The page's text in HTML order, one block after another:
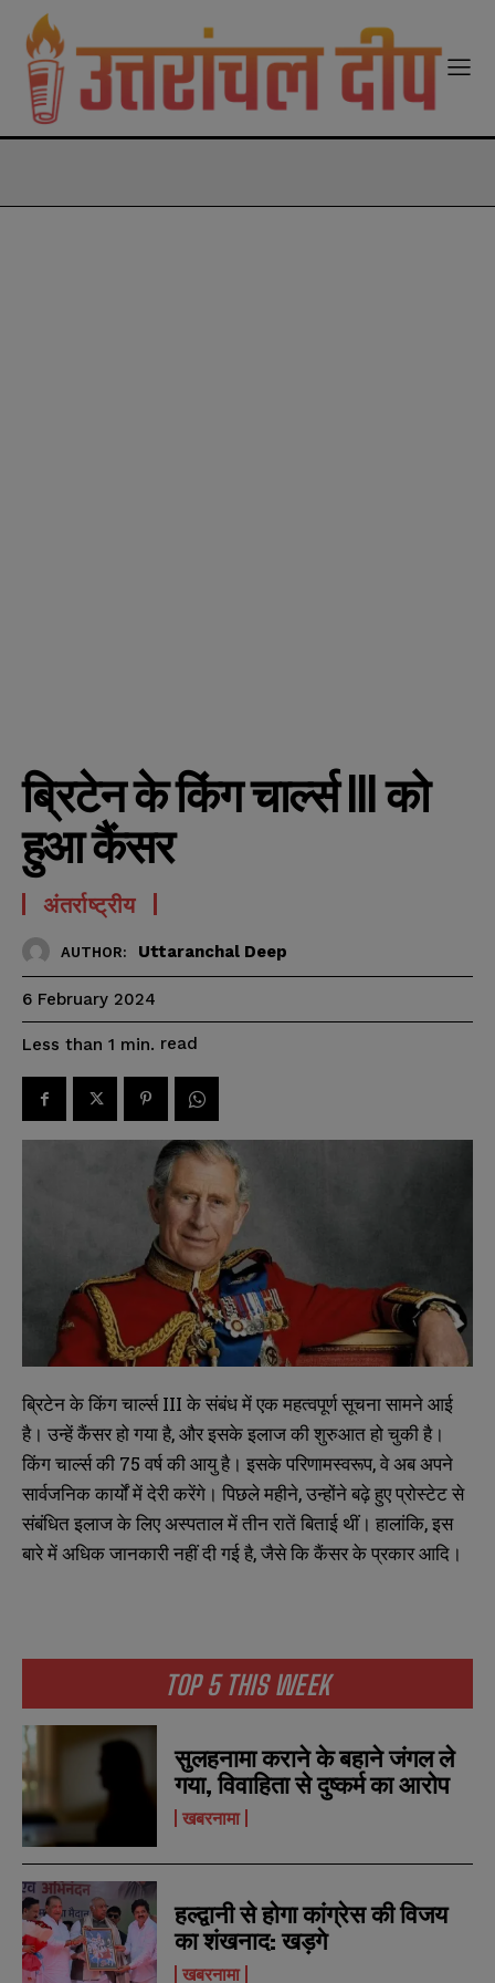
TOP 5 THIS WEEK
सुलहनामा कराने के बहाने जंगल ले
गया, विवाहिता से दुष्कर्म का आरोप
खबरनामा
हल्द्वानी से होगा कांग्रेस की विजय
का शंखनाद: खड़गे
खबरनामा
ब्रिटेन के किंग चार्ल्स III को
हुआ कैंसर
अंतर्राष्ट्रीय
AUTHOR: Uttaranchal Deep
6 February 2024
Less than 1 min. read
ब्रिटेन के किंग चार्ल्स III के संबंध में एक महत्वपूर्ण सूचना सामने आई
है। उन्हें कैंसर हो गया है, और इसके इलाज की शुरुआत हो चुकी है।
किंग चार्ल्स की 75 वर्ष की आयु है। इसके परिणामस्वरूप, वे अब अपने
सार्वजनिक कार्यों में देरी करेंगे। पिछले महीने, उन्होंने बढ़े हुए प्रोस्टेट से
संबंधित इलाज के लिए अस्पताल में तीन रातें बिताई थीं। हालांकि, इस
बारे में अधिक जानकारी नहीं दी गई है, जैसे कि कैंसर के प्रकार आदि।